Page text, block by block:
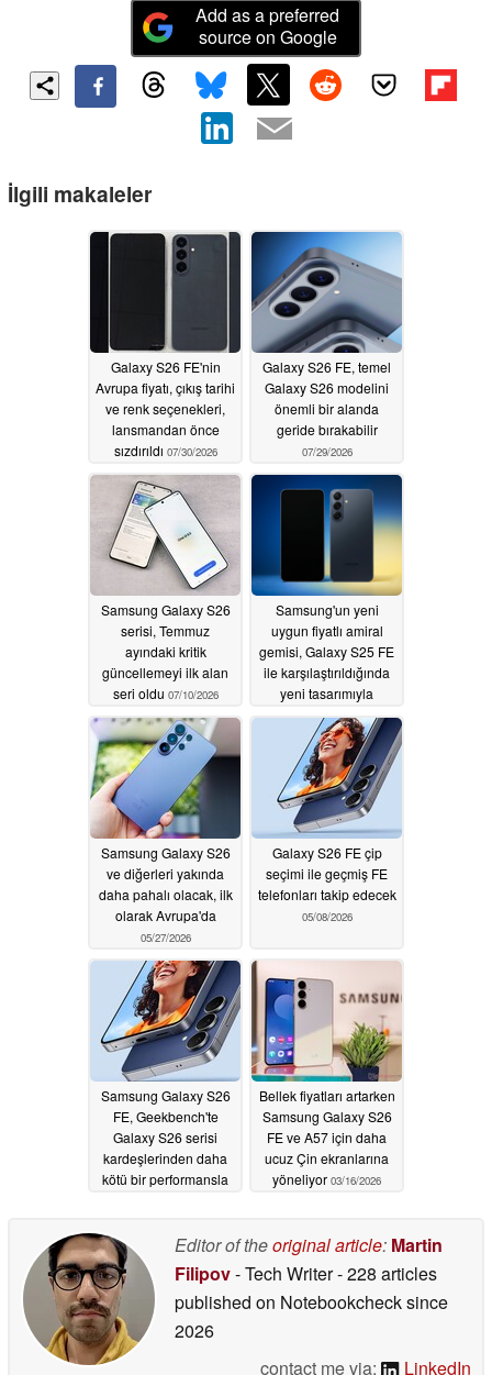
Add as a preferred
source on Google
İlgili makaleler
Galaxy S26 FE'nin
Avrupa fiyatı, çıkış tarihi
ve renk seçenekleri,
lansmandan önce
sızdırıldı 07/30/2026
Galaxy S26 FE, temel
Galaxy S26 modelini
önemli bir alanda
geride bırakabilir
07/29/2026
Samsung Galaxy S26
serisi, Temmuz
ayındaki kritik
güncellemeyi ilk alan
seri oldu 07/10/2026
Samsung'un yeni
uygun fiyatlı amiral
gemisi, Galaxy S25 FE
ile karşılaştırıldığında
yeni tasarımıyla
erkenden ortaya çıktı
06/07/2026
Samsung Galaxy S26
ve diğerleri yakında
daha pahalı olacak, ilk
olarak Avrupa'da
05/27/2026
Galaxy S26 FE çip
seçimi ile geçmiş FE
telefonları takip edecek
05/08/2026
Samsung Galaxy S26
FE, Geekbench'te
Galaxy S26 serisi
kardeşlerinden daha
kötü bir performansla
Bellek fiyatları artarken
Samsung Galaxy S26
FE ve A57 için daha
ucuz Çin ekranlarına
yöneliyor 03/16/2026
Editor of theoriginal article: Martin
Filipov- Tech Writer- 228 articles
published on Notebookchecksince
2026
contact me via:
LinkedIn